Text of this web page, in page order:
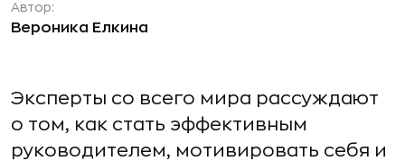
Автор:
Вероника Елкина
Эксперты со всего мира рассуждают
о том, как стать эффективным
руководителем, мотивировать себя и